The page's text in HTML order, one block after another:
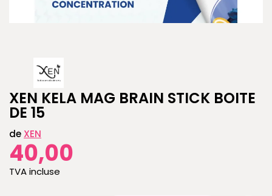
XEN KELA MAG BRAIN STICK BOITE
DE 15
de XEN
40,00
TVA incluse